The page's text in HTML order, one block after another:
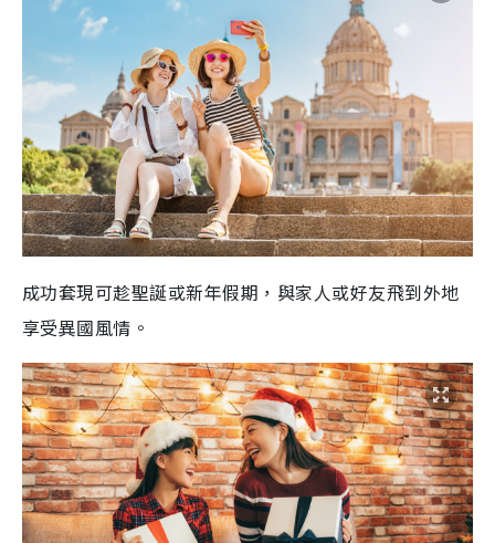
成功套現可趁聖誕或新年假期，與家人或好友飛到外地
享受異國風情。